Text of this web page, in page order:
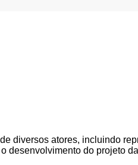
diversos atores, incluindo
do projeto